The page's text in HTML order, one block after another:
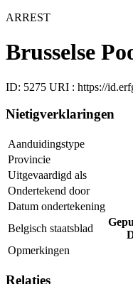
ARREST
Brusselse
ID: 5275 URI : https://
Nietigverklaringen
Aanduidingstype
Provincie
Uitgevaardigd als
Ondertekend door
Datum ondertekening
Belgisch staatsblad
Opmerkingen
Relaties